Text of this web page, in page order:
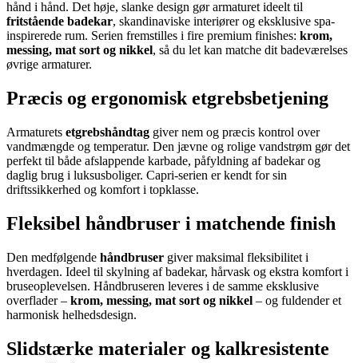
hånd i hånd. Det høje, slanke design gør armaturet ideelt til
fritstående badekar, skandinaviske interiører og eksklusive spa-
inspirerede rum. Serien fremstilles i fire premium finishes: krom,
messing, mat sort og nikkel, så du let kan matche dit badeværelses
øvrige armaturer.
Præcis og ergonomisk etgrebsbetjening
Armaturets etgrebshåndtag giver nem og præcis kontrol over
vandmængde og temperatur. Den jævne og rolige vandstrøm gør det
perfekt til både afslappende karbade, påfyldning af badekar og
daglig brug i luksusboliger. Capri-serien er kendt for sin
driftssikkerhed og komfort i topklasse.
Fleksibel håndbruser i matchende finish
Den medfølgende håndbruser giver maksimal fleksibilitet i
hverdagen. Ideel til skylning af badekar, hårvask og ekstra komfort i
bruseoplevelsen. Håndbruseren leveres i de samme eksklusive
overflader – krom, messing, mat sort og nikkel – og fuldender et
harmonisk helhedsdesign.
Slidstærke materialer og kalkresistente